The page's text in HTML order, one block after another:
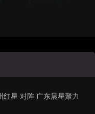
星 对阵 广东晨星聚力